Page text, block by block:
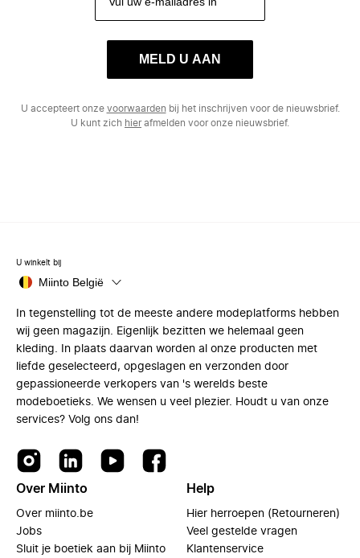
MELD U AAN
U accepteert onze voorwaarden bij het inschrijven voor de nieuwsbrief.
U kunt zich hierafmelden voor onze nieuwsbrief.
U winkelt bij
Miinto België
In tegenstelling tot de meeste andere modeplatforms hebben
wij geen magazijn. Eigenlijk bezitten we helemaal geen
kleding. In plaats daarvan worden al onze producten met
liefde geselecteerd, opgeslagen en verzonden door
gepassioneerde verkopers van 's werelds beste
modeboetieks. We wensen u veel plezier. Houdt u van onze
services? Volg ons dan!
Over Miinto
Over miinto.be
Jobs
Sluit je boetiek aan bij Miinto
Help
Hier herroepen (Retourneren)
Veel gestelde vragen
Klantenservice